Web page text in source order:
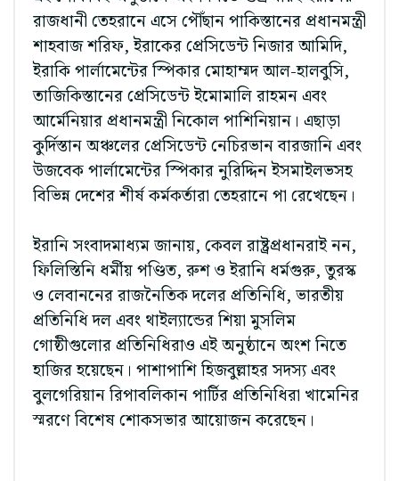
রাজধানী তেহরানে এসে পৌঁছান পাকিস্তানের প্রধানমন্ত্রী
শাহবাজ শরিফ, ইরাকের প্রেসিডেন্ট নিজার আমিদি,
ইরাকি পার্লামেন্টের স্পিকার মোহাম্মদ আল-হালবুসি,
তাজিকিস্তানের প্রেসিডেন্ট ইমোমালি রাহমন এবং
আর্মেনিয়ার প্রধানমন্ত্রী নিকোল পাশিনিয়ান। এছাড়া
কুর্দিস্তান অঞ্চলের প্রেসিডেন্ট নেচিরভান বারজানি এবং
উজবেক পার্লামেন্টের স্পিকার নুরিদ্দিন ইসমাইলভসহ
বিভিন্ন দেশের শীর্ষ কর্মকর্তারা তেহরানে পা রেখেছেন।
ইরানি সংবাদমাধ্যম জানায়, কেবল রাষ্ট্রপ্রধানরাই নন,
ফিলিস্তিনি ধর্মীয় পণ্ডিত, রুশ ও ইরানি ধর্মগুরু, তুরস্ক
ও লেবাননের রাজনৈতিক দলের প্রতিনিধি, ভারতীয়
প্রতিনিধি দল এবং থাইল্যান্ডের শিয়া মুসলিম
গোষ্ঠীগুলোর প্রতিনিধিরাও এই অনুষ্ঠানে অংশ নিতে
হাজির হয়েছেন। পাশাপাশি হিজবুল্লাহর সদস্য এবং
বুলগেরিয়ান রিপাবলিকান পার্টির প্রতিনিধিরা খামেনির
স্মরণে বিশেষ শোকসভার আয়োজন করেছেন।